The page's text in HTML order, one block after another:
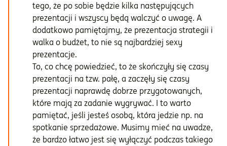
tego, że po sobie będzie kilka następujących
prezentacji i wszyscy będą walczyć o uwagę. A
dodatkowo pamiętajmy, że prezentacja strategii i
walka o budżet, to nie są najbardziej sexy
prezentacje.
To, co chcę powiedzieć, to że skończyły się czasy
prezentacji na tzw. pałę, a zaczęły się czasy
prezentacji naprawdę dobrze przygotowanych,
które mają za zadanie wygrywać. I to warto
pamiętać, jeśli jesteś osobą, która jedzie np. na
spotkanie sprzedażowe. Musimy mieć na uwadze,
że bardzo łatwo jest się wyłączyć podczas takiego